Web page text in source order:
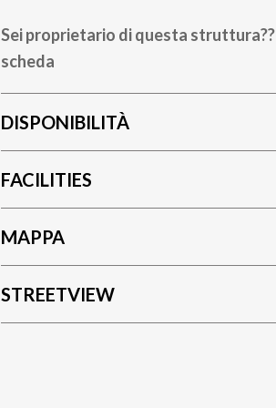
Sei proprietario di questa struttura??
scheda
DISPONIBILITÀ
FACILITIES
MAPPA
STREETVIEW